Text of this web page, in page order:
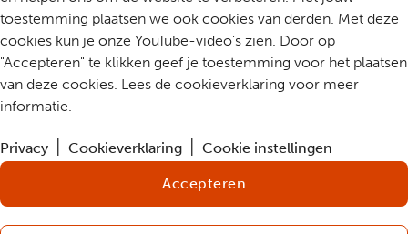
toestemming plaatsen we ook cookies van derden. Met deze
cookies kun je onze YouTube-video's zien. Door op
"Accepteren" te klikken geef je toestemming voor het plaatsen
van deze cookies. Lees de cookieverklaring voor meer
informatie.
Privacy Cookieverklaring Cookie instellingen
Accepteren